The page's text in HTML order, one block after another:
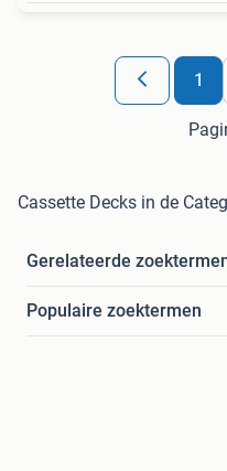
1
Cassette Decks in de
Gerelateerde
Populaire zoektermen